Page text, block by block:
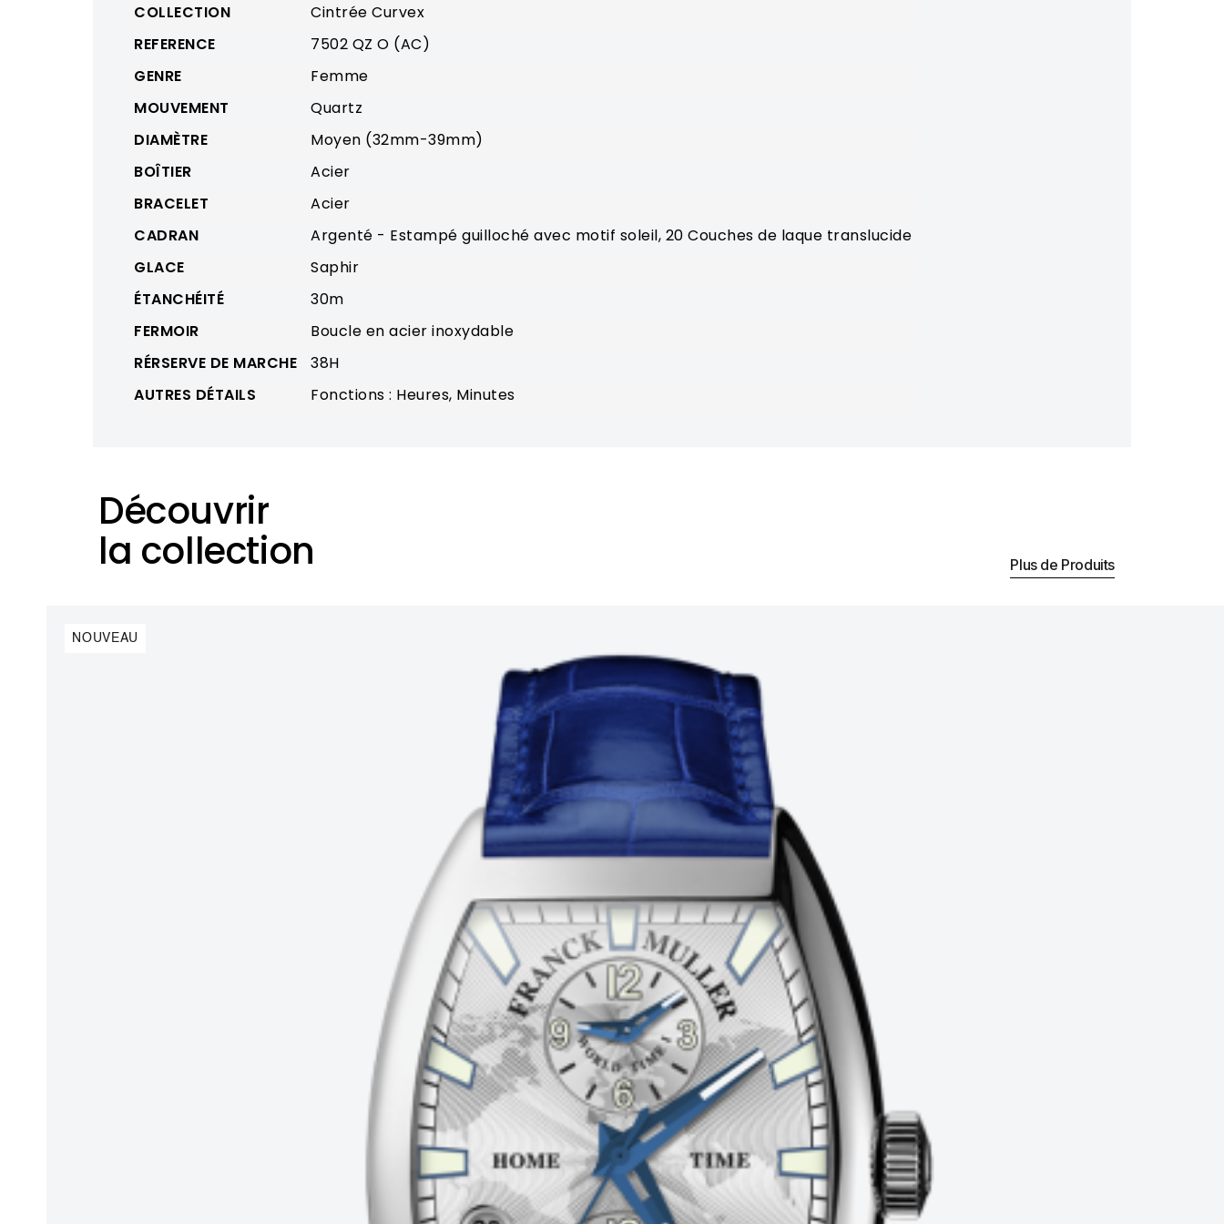
COLLECTION
Cintrée Curvex
REFERENCE
7502 QZ O (AC)
GENRE
Femme
MOUVEMENT
Quartz
DIAMÈTRE
Moyen (32mm-39mm)
BOÎTIER
Acier
BRACELET
Acier
CADRAN
Argenté - Estampé guilloché avec motif soleil, 20 Couches de laque translucide
GLACE
Saphir
ÉTANCHÉITÉ
30m
FERMOIR
Boucle en acier inoxydable
RÉRSERVE DE MARCHE
38H
AUTRES DÉTAILS
Fonctions : Heures, Minutes
Découvrir
la collection Plus de Produits
NOUVEAU